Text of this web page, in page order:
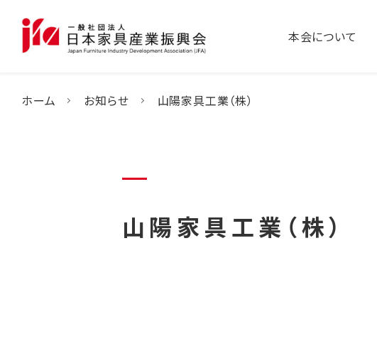
本会について
ホーム お知らせ 山陽家具工業（株）
山陽家具工業（株）